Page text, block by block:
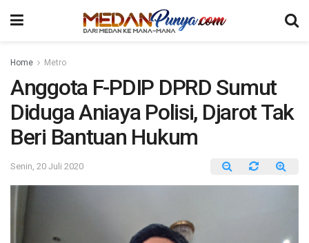
Home Metro
Anggota F-PDIP DPRD Sumut
Diduga Aniaya Polisi, Djarot Tak
Beri Bantuan Hukum
Senin, 20 Juli 2020